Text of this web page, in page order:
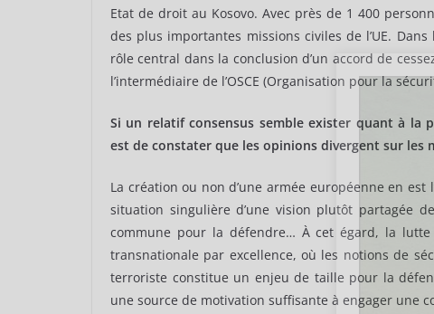
Etat de droit au Kosovo. Avec près de 1 400
des plus importantes missions civiles de l’UE.
rôle central dans la conclusion d’un accord de
l’intermédiaire de l’OSCE (Organisation pour la
Si un relatif consensus semble exister quant à la
est de constater que les opinions divergent sur les
La création ou non d’une armée européenne en est
situation singulière d’une vision plutôt partagée
commune pour la défendre… À cet égard, la
transnationale par excellence, où les notions de
terroriste constitue un enjeu de taille pour la
une source de motivation suffisante à engager une